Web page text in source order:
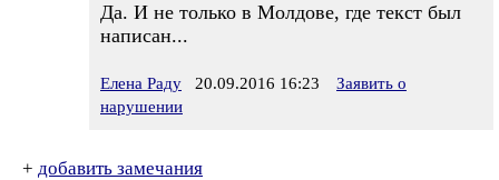
Да. И не только в Молдове, где текст был
написан...
Елена Раду 20.09.2016 16:23
Заявить о
нарушении
+ добавить замечания